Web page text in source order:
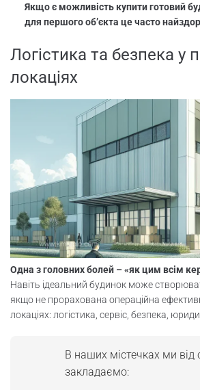
Якщо є можливість купити готовий
для першого об’єкта це часто
Логістика та безпека у
локаціях
Одна з головних болей – «як цим всім
Навіть ідеальний будинок може
якщо не прорахована операційна
локаціях: логістика, сервіс, безпека,
В наших містечках ми від
закладаємо: